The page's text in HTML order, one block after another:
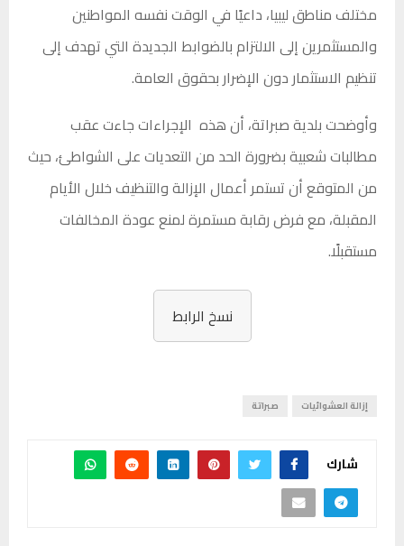
مختلف مناطق ليبيا، داعيًا في الوقت نفسه المواطنين
والمستثمرين إلى الالتزام بالضوابط الجديدة التي تهدف إلى
تنظيم الاستثمار دون الإضرار بحقوق العامة.
وأوضحت بلدية صبراتة، أن هذه الإجراءات جاءت عقب
مطالبات شعبية بضرورة الحد من التعديات على الشواطئ، حيث
من المتوقع أن تستمر أعمال الإزالة والتنظيف خلال الأيام
المقبلة، مع فرض رقابة مستمرة لمنع عودة المخالفات
مستقبلًا.
نسخ الرابط
إزالة العشوائيات صبراتة
شارك